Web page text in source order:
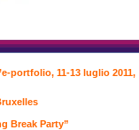
portfolio, 11-13 luglio 2011,
Break Party”